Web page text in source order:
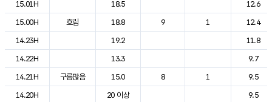
15.01H
18.5
12.6
15.00H
흐림 18.8 9 1
12.4
14.23H
19.2
11.8
14.22H
13.3
9.7
14.21H
구름많음 15.0 8 1
9.5
14.20H
20 이상
9.5